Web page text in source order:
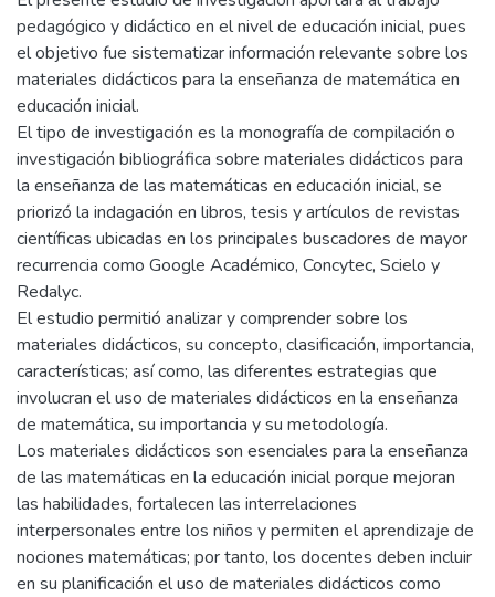
pedagógico y didáctico en el nivel de educación inicial, pues
el objetivo fue sistematizar información relevante sobre los
materiales didácticos para la enseñanza de matemática en
educación inicial.
El tipo de investigación es la monografía de compilación o
investigación bibliográfica sobre materiales didácticos para
la enseñanza de las matemáticas en educación inicial, se
priorizó la indagación en libros, tesis y artículos de revistas
científicas ubicadas en los principales buscadores de mayor
recurrencia como Google Académico, Concytec, Scielo y
Redalyc.
El estudio permitió analizar y comprender sobre los
materiales didácticos, su concepto, clasificación, importancia,
características; así como, las diferentes estrategias que
involucran el uso de materiales didácticos en la enseñanza
de matemática, su importancia y su metodología.
Los materiales didácticos son esenciales para la enseñanza
de las matemáticas en la educación inicial porque mejoran
las habilidades, fortalecen las interrelaciones
interpersonales entre los niños y permiten el aprendizaje de
nociones matemáticas; por tanto, los docentes deben incluir
en su planificación el uso de materiales didácticos como